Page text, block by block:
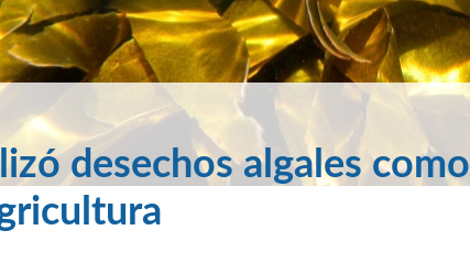
desechos algales como